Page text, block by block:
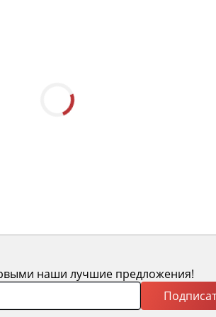
16 857 Выгода 5 923
наши лучшие предложения!